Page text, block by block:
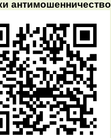
антимошенничество